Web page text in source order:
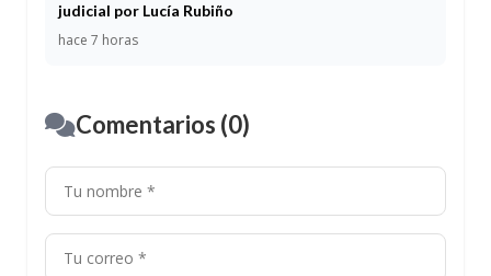
judicial por Lucía Rubiño
hace 7 horas
Comentarios (0)